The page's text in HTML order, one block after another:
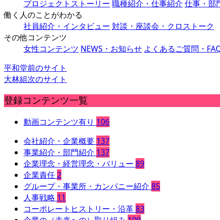
プロジェクトストーリー 職種紹介・仕事紹介 仕事・部
働く人のことがわかる
社員紹介・インタビュー 対談・座談会・クロストーク
その他コンテンツ
女性コンテンツ NEWS・お知らせ よくあるご質問・
平和堂前のサイト
大林組次のサイト
登録コンテンツ一覧
動画コンテンツ有り 106
会社紹介・企業概要 137
事業紹介・部門紹介 137
企業理念・経営理念・バリュー 89
企業責任2
グループ・事業所・カンパニー紹介 85
人事戦略 11
コーポレートヒストリー・沿革83